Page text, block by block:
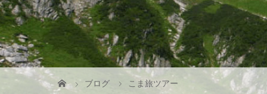
ブログ こま旅ツアー